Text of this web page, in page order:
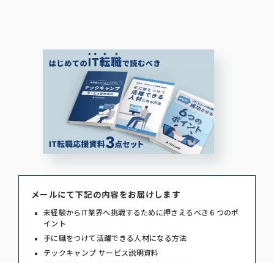
メールにて下記の内容をお届けします
未経験からIT業界へ挑戦するために押さえるべき６つのポ
イント
手に職をつけて活躍できる人材になる方法
テックキャンプ サービス説明資料